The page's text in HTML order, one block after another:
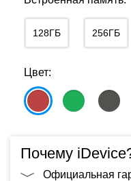
128ГБ 256ГБ
Цвет:
Почему
Официальная